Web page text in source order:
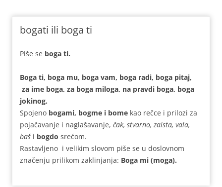
bogati ili boga ti
Piše se boga ti.
Boga ti, boga mu, boga vam, boga radi, boga pitaj,
za ime boga, za boga miloga, na pravdi boga, boga
jokinog.
Spojeno bogami, bogme i bome kao rečce i prilozi za
pojačavanje i naglašavanje, čak, stvarno, zaista, vala,
baš i bogdo srećom.
Rastavljeno i velikim slovom piše se u doslovnom
značenju prilikom zaklinjanja: Boga mi (moga).